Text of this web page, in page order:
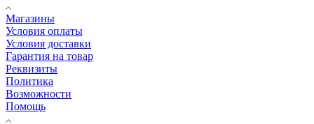
Магазины
Условия оплаты
Условия доставки
Гарантия на товар
Реквизиты
Политика
Возможности
Помощь